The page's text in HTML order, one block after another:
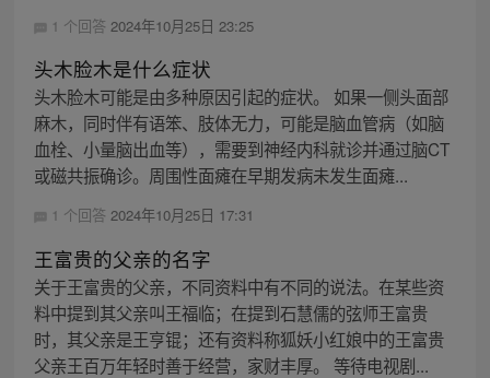
1 个回答 2024年10月25日 23:25
头木脸木是什么症状
头木脸木可能是由多种原因引起的症状。 如果一侧头面部
麻木，同时伴有语笨、肢体无力，可能是脑血管病（如脑
血栓、小量脑出血等），需要到神经内科就诊并通过脑CT
或磁共振确诊。周围性面瘫在早期发病未发生面瘫...
1 个回答 2024年10月25日 17:31
王富贵的父亲的名字
关于王富贵的父亲，不同资料中有不同的说法。在某些资
料中提到其父亲叫王福临；在提到石慧儒的弦师王富贵
时，其父亲是王亨锟；还有资料称狐妖小红娘中的王富贵
父亲王百万年轻时善于经营，家财丰厚。 等待电视剧...